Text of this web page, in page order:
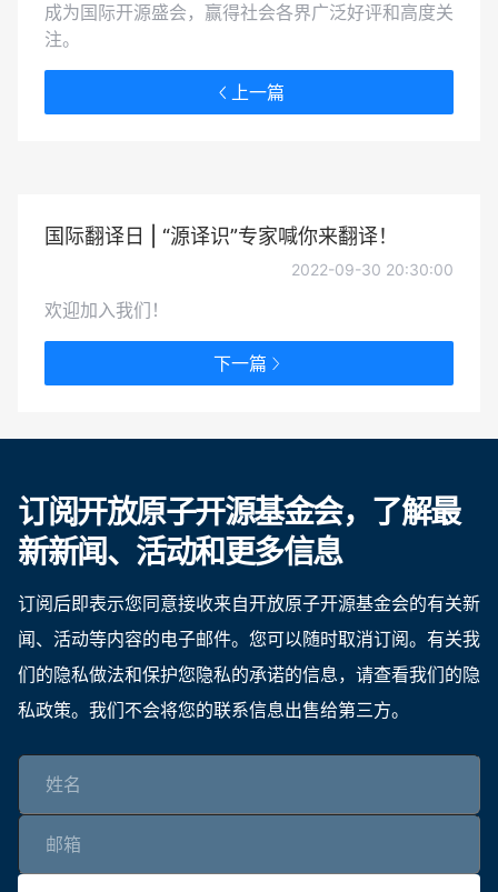
成为国际开源盛会，赢得社会各界广泛好评和高度关
注。
上一篇
国际翻译日 | “源译识”专家喊你来翻译！
2022-09-30 20:30:00
欢迎加入我们！
下一篇
订阅开放原子开源基金会，了解最
新新闻、活动和更多信息
订阅后即表示您同意接收来自开放原子开源基金会的有关新
闻、活动等内容的电子邮件。您可以随时取消订阅。有关我
们的隐私做法和保护您隐私的承诺的信息，请查看我们的隐
私政策。我们不会将您的联系信息出售给第三方。